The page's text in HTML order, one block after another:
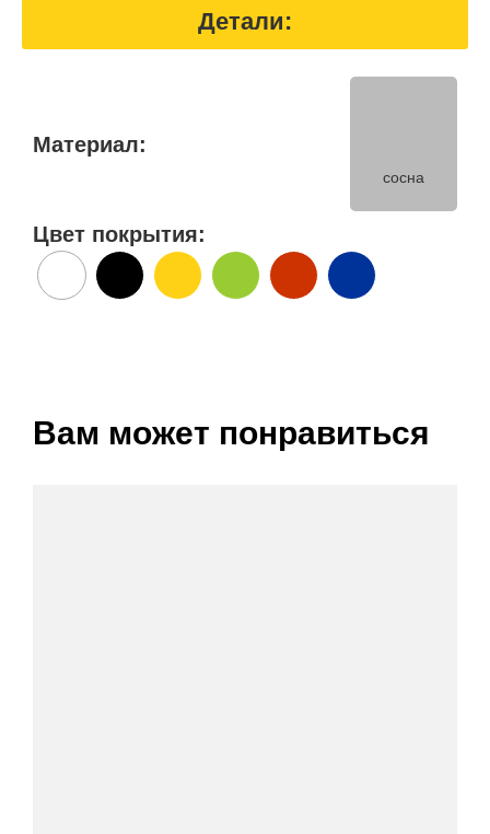
Детали:
Материал:
сосна
Цвет покрытия:
Вам может понравиться